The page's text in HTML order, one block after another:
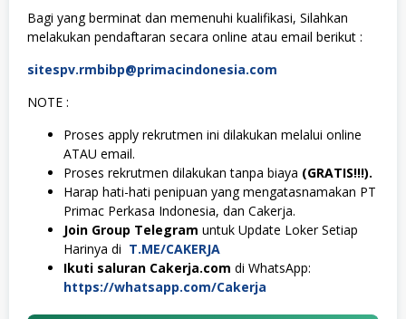
Bagi yang berminat dan memenuhi kualifikasi, Silahkan
melakukan pendaftaran secara online atau email berikut :
sitespv.rmbibp@primacindonesia.com
NOTE :
Proses apply rekrutmen ini dilakukan melalui online
ATAU email.
Proses rekrutmen dilakukan tanpa biaya (GRATIS!!!).
Harap hati-hati penipuan yang mengatasnamakan PT
Primac Perkasa Indonesia, dan Cakerja.
Join Group Telegram untuk Update Loker Setiap
Harinya di T.ME/CAKERJA
Ikuti saluran Cakerja.com di WhatsApp:
https://whatsapp.com/Cakerja